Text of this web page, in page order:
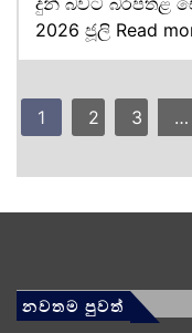
2026 ජූලි Read
1 2 3 …
නවතම පුවත්